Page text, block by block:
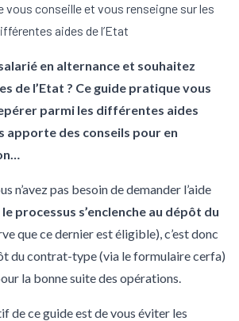
vous conseille et vous renseigne sur les
aides de l’Etat
en alternance et souhaitez
de l’Etat ? Ce guide pratique vous
parmi les différentes aides
apporte des conseils pour en
n’avez pas besoin de demander l’aide
le processus s’enclenche au dépôt du
que ce dernier est éligible), c’est donc
du contrat-type (via le formulaire cerfa)
la bonne suite des opérations.
de ce guide est de vous éviter les